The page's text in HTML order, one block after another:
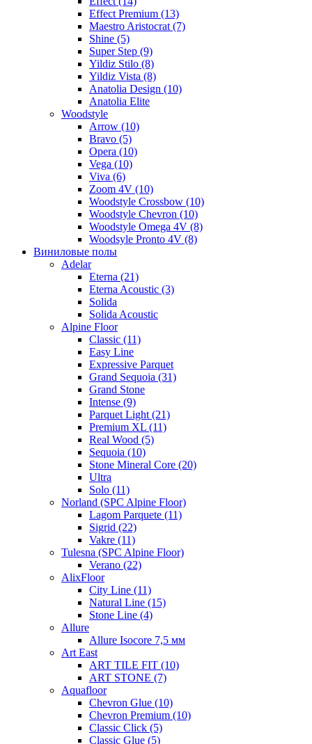
Effect Premium (13)
Maestro Aristocrat (7)
Shine (5)
Super Step (9)
Yildiz Stilo (8)
Yildiz Vista (8)
Anatolia Design (10)
Anatolia Elite
Woodstyle
Arrow (10)
Bravo (5)
Opera (10)
Vega (10)
Viva (6)
Zoom 4V (10)
Woodstyle Crossbow (10)
Woodstyle Chevron (10)
Woodstyle Omega 4V (8)
Woodsyle Pronto 4V (8)
Виниловые полы
Adelar
Eterna (21)
Eterna Acoustic (3)
Solida
Solida Acoustic
Alpine Floor
Classic (11)
Easy Line
Expressive Parquet
Grand Sequoia (31)
Grand Stone
Intense (9)
Parquet Light (21)
Premium XL (11)
Real Wood (5)
Sequoia (10)
Stone Mineral Core (20)
Ultra
Solo (11)
Norland (SPC Alpine Floor)
Lagom Parquete (11)
Sigrid (22)
Vakre (11)
Tulesna (SPC Alpine Floor)
Verano (22)
AlixFloor
City Line (11)
Natural Line (15)
Stone Line (4)
Allure
Allure Isocore 7,5 мм
Art East
ART TILE FIT (10)
ART STONE (7)
Aquafloor
Chevron Glue (10)
Chevron Premium (10)
Classic Click (5)
Classic Glue (5)